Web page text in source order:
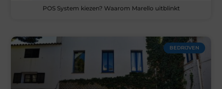
POS System kiezen? Waarom Marello uitblinkt
BEDRIJVEN